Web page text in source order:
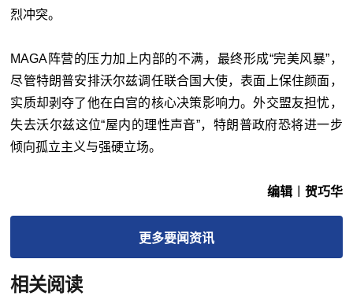
烈冲突。
MAGA阵营的压力加上内部的不满，最终形成“完美风暴”，
尽管特朗普安排沃尔兹调任联合国大使，表面上保住颜面，
实质却剥夺了他在白宫的核心决策影响力。外交盟友担忧，
失去沃尔兹这位“屋内的理性声音”，特朗普政府恐将进一步
倾向孤立主义与强硬立场。
编辑︱贺巧华
更多要闻资讯
相关阅读